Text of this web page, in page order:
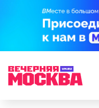
брынза;
растительное
помидоры черри